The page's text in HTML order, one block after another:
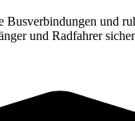
Busverbindungen und
und Radfahrer